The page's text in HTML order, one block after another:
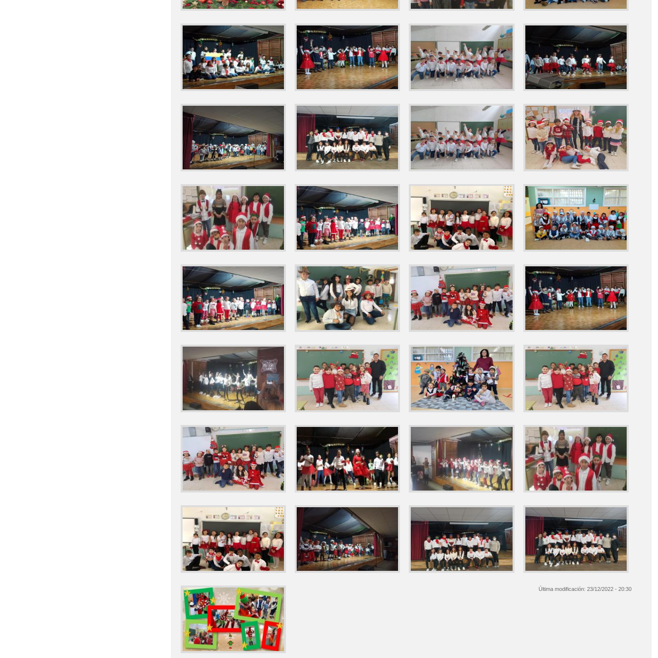
2022 'MONDILLAS' NUESTRA PARTICICPACIÓN EN EL CORTEJO Y OFRENDA. AGRADECIMIENTO AL EXCMO. AYUNTAMIENTO
2022 'MONDILLAS' PARTICIPACIÓN EN EL CORTEJO, CEIP ANTONIO MACHADO 2022 'NUESTRA PRIMERA COSECHA' ACTIVIDAD HUERTO ESCOLAR
2022 'RAQUETAS POR EL DESARROLLO Y LA PAZ' PROYECTO ESCUELAS SALUDABLES 2022 'ST PATRICK ' E. INFANTIL Y E.PRIMARIA
2022 'VISITA A LA BIBLIOTECA JOSE HIERRO' 3ºP Y 4ºP 2022 'VÍDEO DE FINAL DE CURSO Y DESPEDIDA' CEIP ANTONIO MACHADO
2022 , 'POR UNOS PIES SANOS' CENTRO AVANZA TALAVERA , REVISIÓN Y PREVENCIÓN PODOLOGICA
2022 , 'TALAVERA NEGRA' PREMIADO RELATO CORTO NUESTRO ALUMNO DE 6ºP ANDREW RIBERA
2022 ACTIVIDAD DE INCLUSIÓN DEPORTIVA ENTRE APACE Y EL CEIP ANTONIO MACHADO
2022 ACTIVIDAD DEPORTIVA CON EL CLUB DE TENIS Y BÁDMINTON CIUDAD DE LA CERÁMICA_ESC. SALUDABLES_ FOTOS
2022 ACTIVIDAD DEPORTIVA DE TAFAD , CON P1º Y P2º 2022 ACTIVIDAD DEPORTIVA TAFAD ' CUENTO MOTOR ' P1º_P2º_ FOTOS
2022 ANTONIO MACHADO YA DESCANSA EN LOS CAMPOS DE CASTILLA
2022 ACTIVIDAD 'PROYECTO WE WEAR ENGLISH',1° EDICIÓN . CEIP BILINGÜE ANTONIO MACHADO
2022 BICIBÚS TALAVERA, PROYECTO 'ESCUELAS SALUDABLES'
2022 BLOG MONTESSORI E. INFAMNTIL ' PREPARANDO NUESTRO HUERTO ESCOLAR PARA EL OTOÑO'
2022 CARNAVAL MACHADO ESCUELAS SALUDABLES, HERMANOS CUBELOS EMBAJADORES DE NUESTRO COLEGIO (FOTOS II))
2022 CEIP ANTONIO MACHADO NUESTRA SOLIDARIDAD CON UCRANIA Y NUESTRAS FAMILIAS 2022 CELEBRACIÓN DEL 'DÍA DEL AUTISMO'
2022 CELEBRACIÓN DEL 'DÍA DEL LIBRO' 2022 CHARLA DEL ESCRITOR DE 'TALAVERA CUENTA', LUIS DIONISIO DÉGANO
2022 CHARLA A 5ºP/6ºP DE JAIME GÓMEZ, PROFESOR DE E. FÍSICA DEL CENTRO Y GESTOR DEPORTIVO
2022 DESCANSE EN PAZ, QUERIDA NATALIA MUELAS GÓMEZ 2022 E. INFANTIL 'DESPEDIDA FINAL DE CURSO'
2022 E. INFANTIL 'EL APRENDIZAJE CON MATERIAL MONTESSORI ' 2022 E. INFANTIL GRADUACIÓN 5 AÑOS
2022 E. INFANTIL _MONTESSORI 'COLGADOR DE PERLAS DEL 11 AL 19'
2022 E. PRIMARIA TALLER CUENTACUENTOS_ "FÁBULAS DE MIL RUIDOS PARA MILLONES DE SILENCIOS".
2022 E.INFANTIL ' LA MESA DE LA PRIMAVERA' 2022 E.INFANTIL ACTIVIDAD CUENTO_"FÁBULAS DE MIL RUIDOS PARA MILLONES DE SILENCIOS".
2022 E.INFANTIL Y E.PRIMARIA 'ST.PATRICK' 2022 E.INFANTIL_¡¡NUEVA WEB!! JUEGOS INTERACTIVOS Y RECURSOS MONTESSORI
2022 ESCUELAS SALUDABLES, 'ACTIVIDAD DEPORTIVA DUATLÓN' 3º, 4º, 5º Y 6º DE PRIMARIA
2022 EL TOUR DE EL PRADO DEL CF TALAVERA CREA AFICIÓN EN EL COLEGIO ANTONIO MACHADO
2022 FOTOS_ACTIVIDAD 'PROYECTO WE WEAR ENGLISH',1° EDICIÓN . CEIP BILINGÜE ANTONIO MACHADO
Última modificación:23/12/2022 - 20:30